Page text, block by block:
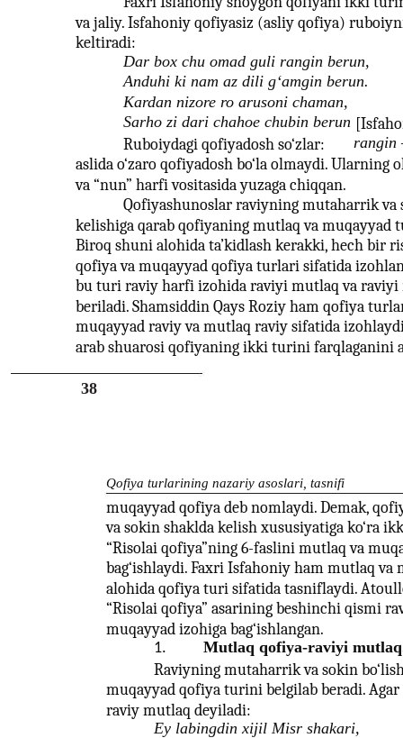
38
va jaliy. Isfahoniy qofiyasiz (asliy qofiya)
keltiradi:
Dar box chu omad guli rangin berun,
Anduhi ki nam az dili g‘amgin berun.
Kardan nizore ro arusoni chaman,
Sarho zi dari chahoe chubin berun
Ruboiydagi qofiyadosh so‘zlar:
rangin
aslida o‘zaro qofiyadosh bo‘la olmaydi. Ularning
va “nun” harfi vositasida yuzaga chiqqan.
Qofiyashunoslar raviyning mutaharrik va
kelishiga qarab qofiyaning mutlaq va muqayyad
Biroq shuni alohida ta’kidlash kerakki, hech bir
qofiya va muqayyad qofiya turlari sifatida
bu turi raviy harfi izohida raviyi mutlaq va raviyi
beriladi. Shamsiddin Qays Roziy ham qofiya
muqayyad raviy va mutlaq raviy sifatida
arab shuarosi qofiyaning ikki turini farqlaganini
Qofiya turlarining nazariy asoslari, tasnifi
muqayyad qofiya deb nomlaydi. Demak,
va sokin shaklda kelish xususiyatiga ko‘ra
“Risolai qofiya”ning 6-faslini mutlaq va
bag‘ishlaydi. Faxri Isfahoniy ham mutlaq va
alohida qofiya turi sifatida tasniflaydi.
“Risolai qofiya” asarining beshinchi qismi
muqayyad izohiga bag‘ishlangan.
1. Mutlaq qofiya-raviyi
Raviyning mutaharrik va sokin
muqayyad qofiya turini belgilab beradi.
raviy mutlaq deyiladi:
Ey labingdin xijil Misr shakari,